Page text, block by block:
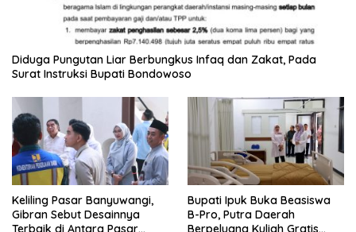
Diduga Pungutan Liar Berbungkus Infaq dan Zakat, Pada
Surat Instruksi Bupati Bondowoso
Keliling Pasar Banyuwangi,
Gibran Sebut Desainnya
Terbaik di Antara Pasar
Bupati Ipuk Buka Beasiswa
B-Pro, Putra Daerah
Berpeluang Kuliah Gratis